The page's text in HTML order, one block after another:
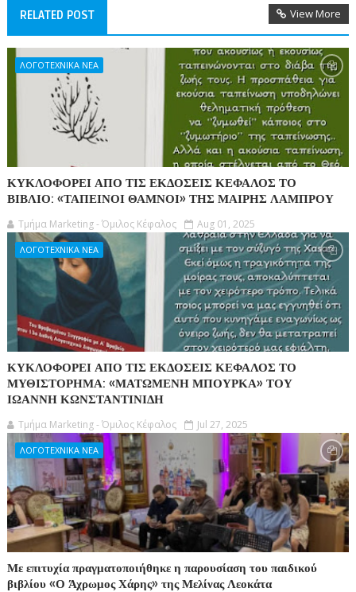
RELATED POST View More
ΛΟΓΟΤΕΧΝΙΚΑ ΝΕΑ
ΚΥΚΛΟΦΟΡΕΙ ΑΠΟ ΤΙΣ ΕΚΔΟΣΕΙΣ ΚΕΦΑΛΟΣ ΤΟ
ΒΙΒΛΙΟ: «ΤΑΠΕΙΝΟΙ ΘΑΜΝΟΙ» ΤΗΣ ΜΑΙΡΗΣ ΛΑΜΠΡΟΥ
Τμήμα Marketing - Όμιλος Κέφαλος Aug 01, 2025
ΛΟΓΟΤΕΧΝΙΚΑ ΝΕΑ
ΚΥΚΛΟΦΟΡΕΙ ΑΠΟ ΤΙΣ ΕΚΔΟΣΕΙΣ ΚΕΦΑΛΟΣ ΤΟ
ΜΥΘΙΣΤΟΡΗΜΑ: «ΜΑΤΩΜΕΝΗ ΜΠΟΥΡΚΑ» ΤΟΥ
ΙΩΑΝΝΗ ΚΩΝΣΤΑΝΤΙΝΙΔΗ
Τμήμα Marketing - Όμιλος Κέφαλος Jul 27, 2025
ΛΟΓΟΤΕΧΝΙΚΑ ΝΕΑ
Με επιτυχία πραγματοποιήθηκε η παρουσίαση του παιδικού
βιβλίου «Ο Άχρωμος Χάρης» της Μελίνας Λεοκάτα